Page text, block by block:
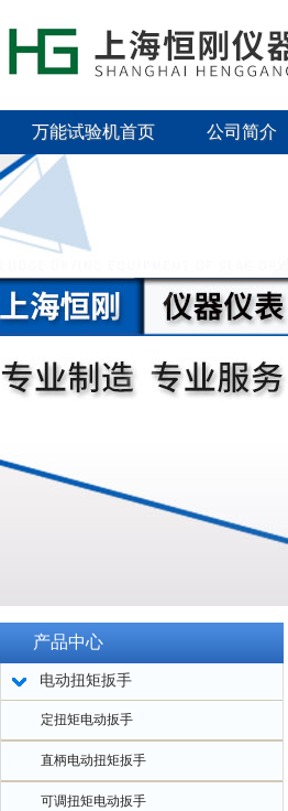
万能试验机首页 公司简介
产品中心
电动扭矩扳手
定扭矩电动扳手
直柄电动扭矩扳手
可调扭矩电动扳手